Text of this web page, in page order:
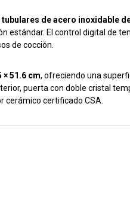
de acero inoxidable
estándar. El control digital de
de cocción.
51.6 cm, ofreciendo una
puerta con doble cristal
cerámico certificado CSA.